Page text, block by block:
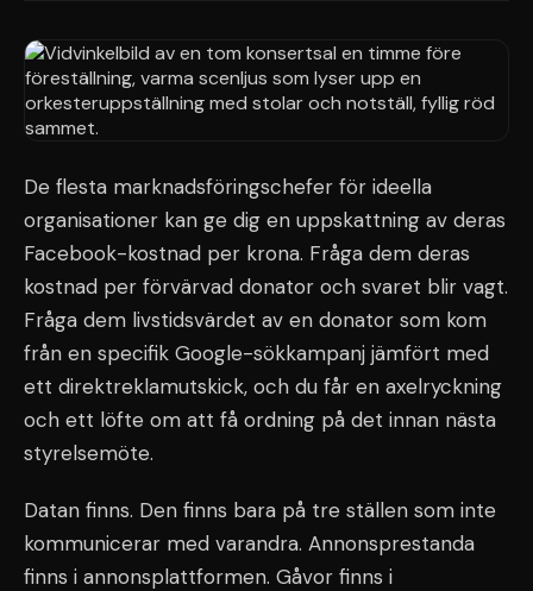
De flesta marknadsföringschefer för ideella
organisationer kan ge dig en uppskattning av deras
Facebook-kostnad per krona. Fråga dem deras
kostnad per förvärvad donator och svaret blir vagt.
Fråga dem livstidsvärdet av en donator som kom
från en specifik Google-sökkampanj jämfört med
ett direktreklamutskick, och du får en axelryckning
och ett löfte om att få ordning på det innan nästa
styrelsemöte.
Datan finns. Den finns bara på tre ställen som inte
kommunicerar med varandra. Annonsprestanda
finns i annonsplattformen. Gåvor finns i